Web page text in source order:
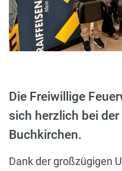
Die Freiwillige
sich herzlich bei
Buchkirchen.
Dank der großzügigen